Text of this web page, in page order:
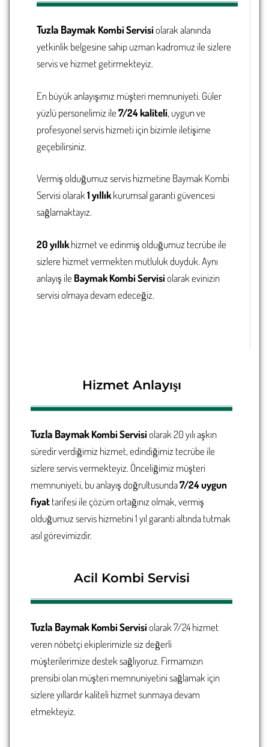
Tuzla Baymak Kombi Servisiolarak alanında
yetkinlik belgesine sahip uzman kadromuz ile sizlere
servis ve hizmet getirmekteyiz.
En büyük anlayışımız müşteri memnuniyeti. Güler
yüzlü personelimiz ile7/24 kaliteli, uygun ve
profesyonel servis hizmeti için bizimle iletişime
geçebilirsiniz.
Vermiş olduğumuz servis hizmetine BaymakKombi
Servisiolarak1 yıllıkkurumsal garanti güvencesi
sağlamaktayız.
20 yıllıkhizmet ve edinmiş olduğumuz tecrübe ile
sizlere hizmet vermekten mutluluk duyduk. Aynı
anlayış ile Baymak Kombi Servisiolarak evinizin
servisi olmaya devam edeceğiz.
Hizmet Anlayışı
Tuzla BaymakKombi Servisiolarak 20 yılı aşkın
süredir verdiğimiz hizmet, edindiğimiz tecrübe ile
sizlere servis vermekteyiz. Önceliğimiz müşteri
memnuniyeti, bu anlayış doğrultusunda7/24 uygun
fiyattarifesi ile çözüm ortağınız olmak, vermiş
olduğumuz servis hizmetini 1 yıl garanti altında tutmak
asıl görevimizdir.
Acil Kombi Servisi
Tuzla BaymakKombi Servisiolarak 7/24 hizmet
veren nöbetçi ekiplerimizle siz değerli
müşterilerimize destek sağlıyoruz. Firmamızın
prensibi olan müşteri memnuniyetini sağlamak için
sizlere yıllardır kaliteli hizmet sunmaya devam
etmekteyiz.